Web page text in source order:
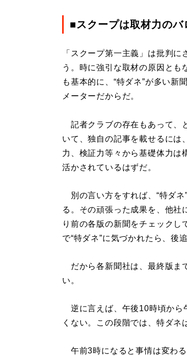
■スクープは取材力のバ
「スクープ第一主義」は批判
う。時に強引な取材の原因と
も基本的に、“特ダネ”が多い新
メーターだからだ。
記者クラブの存在もあって、
いて、独自の記事を載せるには
力、検証力等々から基礎体力は
活かされているはずだ。
別の言い方をすれば、“特ダネ
る。その頑張った成果を、他社
り前の各版の新聞をチェックし
で“特ダネ”に気づかれたら、後
だから各新聞社は、最終版ま
い。
逆に言えば、午後10時頃から
くない。この段階では、特ダネ
午前3時になると事情は変わ